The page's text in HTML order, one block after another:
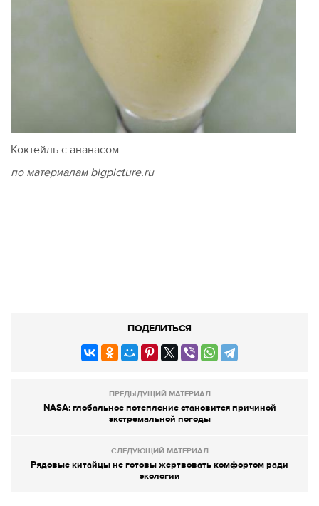
Коктейль с ананасом
по материалам bigpicture.ru
ПОДЕЛИТЬСЯ
ПРЕДЫДУЩИЙ МАТЕРИАЛ
NASA: глобальное потепление становится причиной
экстремальной погоды
СЛЕДУЮЩИЙ МАТЕРИАЛ
Рядовые китайцы не готовы жертвовать комфортом ради
экологии